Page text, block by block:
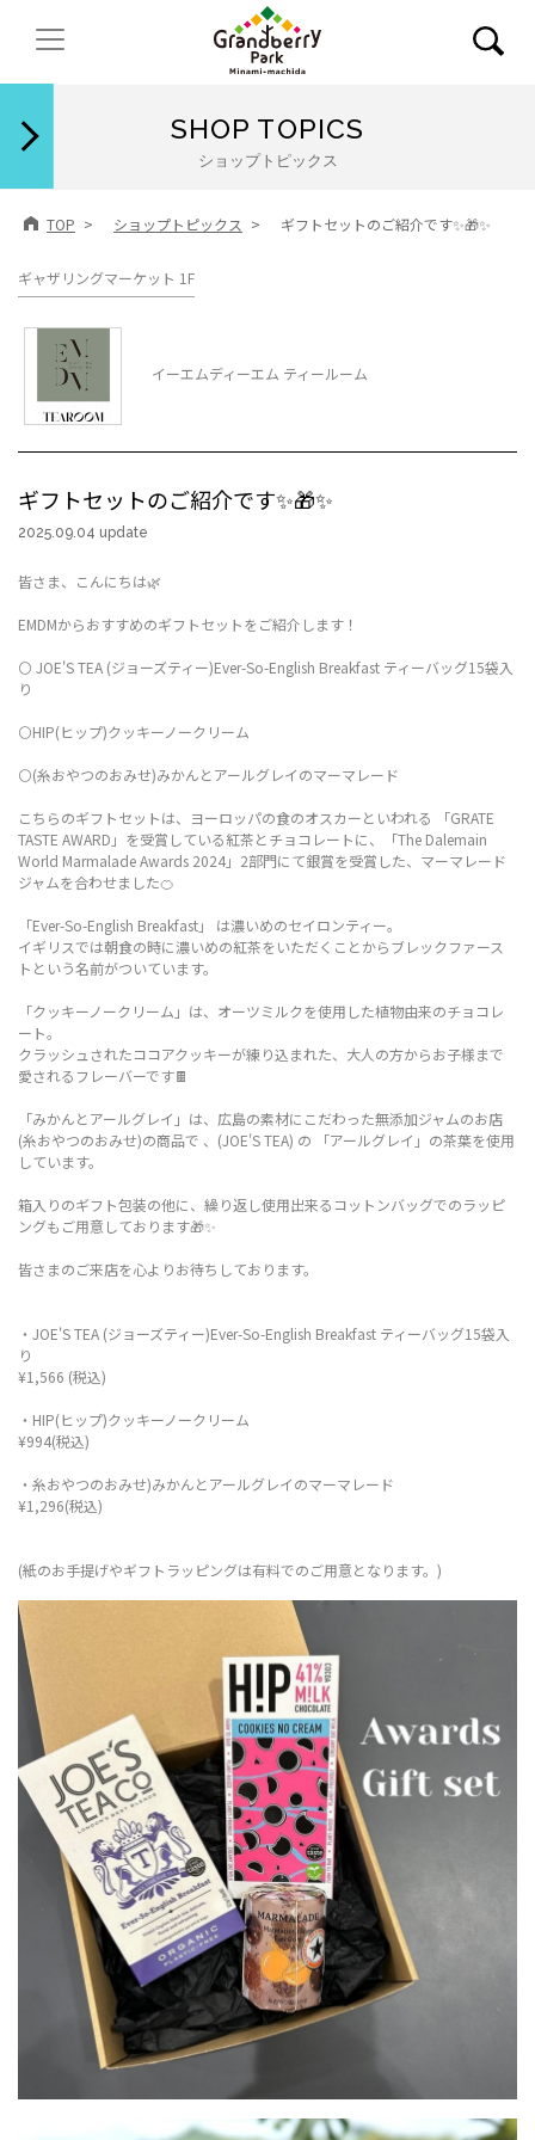
SHOP TOPICS
ショップトピックス
TOP ショップトピックス ギフトセットのご紹介です✨🎁✨
ギャザリングマーケット 1F
イーエムディーエム ティールーム
ギフトセットのご紹介です✨🎁✨
2025.09.04 update
皆さま、こんにちは🌿
EMDMからおすすめのギフトセットをご紹介します！
⚪ JOE'S TEA (ジョーズティー)Ever-So-English Breakfast ティーバッグ15袋入
り
⚪HIP(ヒップ)クッキーノークリーム
⚪(糸おやつのおみせ)みかんとアールグレイのマーマレード
こちらのギフトセットは、ヨーロッパの食のオスカーといわれる 「GRATE
TASTE AWARD」を受賞している紅茶とチョコレートに、「The Dalemain
World Marmalade Awards 2024」2部門にて銀賞を受賞した、マーマレード
ジャムを合わせました🍊
「Ever-So-English Breakfast」 は濃いめのセイロンティー。
イギリスでは朝食の時に濃いめの紅茶をいただくことからブレックファース
トという名前がついています。
「クッキーノークリーム」は、オーツミルクを使用した植物由来のチョコレ
ート。
クラッシュされたココアクッキーが練り込まれた、大人の方からお子様まで
愛されるフレーバーです🍫
「みかんとアールグレイ」は、広島の素材にこだわった無添加ジャムのお店
(糸おやつのおみせ)の商品で 、(JOE'S TEA) の 「アールグレイ」の茶葉を使用
しています。
箱入りのギフト包装の他に、繰り返し使用出来るコットンバッグでのラッピ
ングもご用意しております🎁✨
皆さまのご来店を心よりお待ちしております。
・JOE'S TEA (ジョーズティー)Ever-So-English Breakfast ティーバッグ15袋入
り
¥1,566 (税込)
・HIP(ヒップ)クッキーノークリーム
¥994(税込)
・糸おやつのおみせ)みかんとアールグレイのマーマレード
¥1,296(税込)
(紙のお手提げやギフトラッピングは有料でのご用意となります。)
閉じる